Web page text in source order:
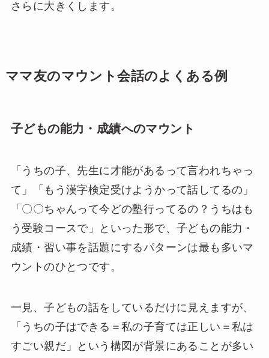
さらに大きくします。
ママ友のマウント会話のよくある例
子どもの能力・成績へのマウント
「うちの子、先生に才能があるって言われちゃっ
て」「もう漢字検定受けようかって話してるの」
「〇〇ちゃんって今どの塾行ってるの？うちはも
う受験コースで」といった形で、子どもの能力・
成績・習い事を話題にするパターンは最も多いマ
ウントのひとつです。
一見、子どもの話をしているだけに見えますが、
「うちの子はできる＝私の子育ては正しい＝私は
すごい親だ」という構図が背景にあることが多い